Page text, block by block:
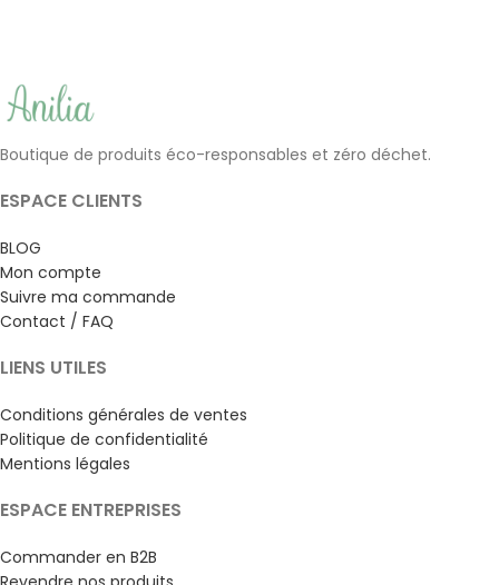
Boutique de produits éco-responsables et zéro déchet.
ESPACE CLIENTS
BLOG
Mon compte
Suivre ma commande
Contact / FAQ
LIENS UTILES
Conditions générales de ventes
Politique de confidentialité
Mentions légales
ESPACE ENTREPRISES
Commander en B2B